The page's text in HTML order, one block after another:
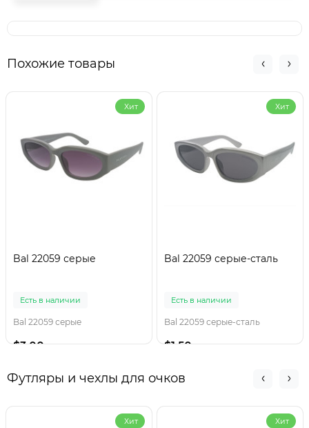
Похожие товары
Хит
Bal 22059 серые
Есть в наличии
Bal 22059 серые
$3.00
Хит
Bal 22059 серые-сталь
Есть в наличии
Bal 22059 серые-сталь
$1.50
Футляры и чехлы для очков
Хит Хит